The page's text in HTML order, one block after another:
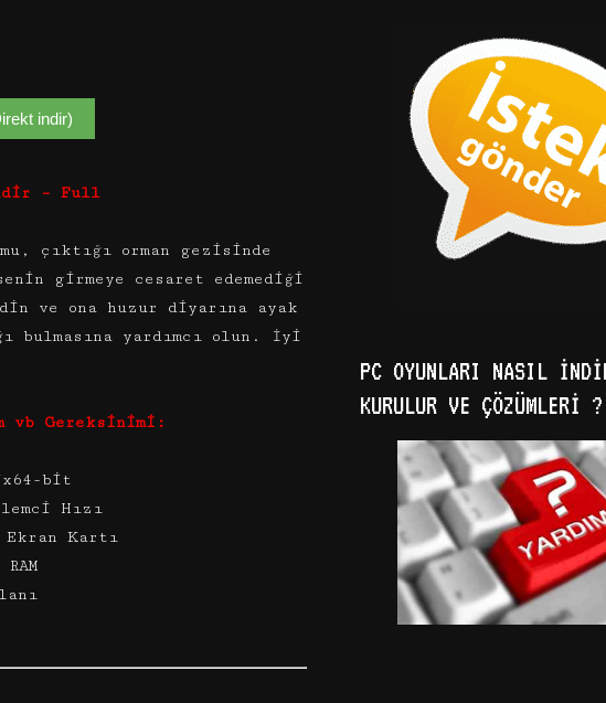
indir)
– Full
çıktığı orman gezisinde
girmeye cesaret edemediği
ve ona huzur diyarına ayak
bulmasına yardımcı olun. İyi
vb Gereksinimi:
x64-bit
Hızı
Ekran Kartı
PC OYUNLARI NASIL
KURULUR VE ÇÖZÜMLERI ?